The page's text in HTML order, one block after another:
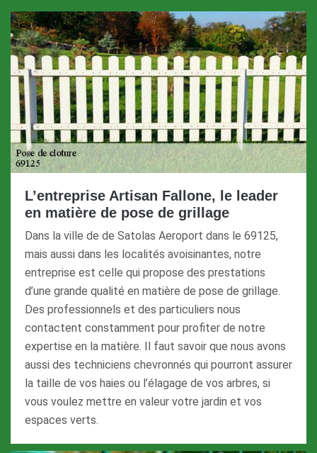
L’entreprise Artisan Fallone, le leader
en matière de pose de grillage
Dans la ville de de Satolas Aeroport dans le 69125,
mais aussi dans les localités avoisinantes, notre
entreprise est celle qui propose des prestations
d’une grande qualité en matière de pose de grillage.
Des professionnels et des particuliers nous
contactent constamment pour profiter de notre
expertise en la matière. Il faut savoir que nous avons
aussi des techniciens chevronnés qui pourront assurer
la taille de vos haies ou l’élagage de vos arbres, si
vous voulez mettre en valeur votre jardin et vos
espaces verts.